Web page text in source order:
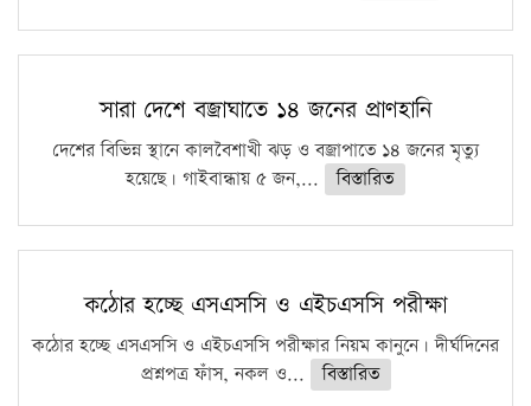
সারা দেশে বজ্রাঘাতে ১৪ জনের প্রাণহানি
দেশের বিভিন্ন স্থানে কালবৈশাখী ঝড় ও বজ্রাপাতে ১৪ জনের মৃত্যু
হয়েছে। গাইবান্ধায় ৫ জন,...
বিস্তারিত
কঠোর হচ্ছে এসএসসি ও এইচএসসি পরীক্ষা
কঠোর হচ্ছে এসএসসি ও এইচএসসি পরীক্ষার নিয়ম কানুনে। দীর্ঘদিনের
প্রশ্নপত্র ফাঁস, নকল ও...
বিস্তারিত